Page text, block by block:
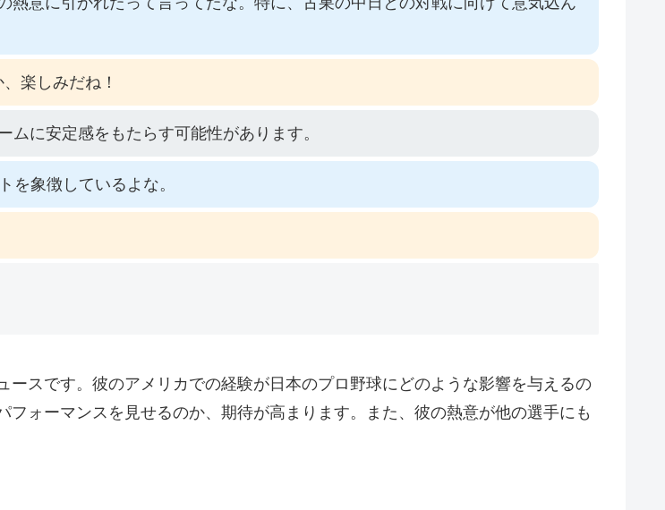
楽しみだね！
に安定感をもたらす可能性があります。
を象徴しているよな。
スです。彼のアメリカでの経験が日本のプロ野球にどのような影響を与えるの
ォーマンスを見せるのか、期待が高まります。また、彼の熱意が他の選手にも